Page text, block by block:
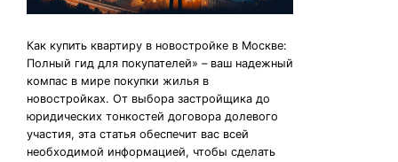
Как купить квартиру в новостройке в Москве:
Полный гид для покупателей» – ваш надежный
компас в мире покупки жилья в
новостройках. От выбора застройщика до
юридических тонкостей договора долевого
участия, эта статья обеспечит вас всей
необходимой информацией, чтобы сделать